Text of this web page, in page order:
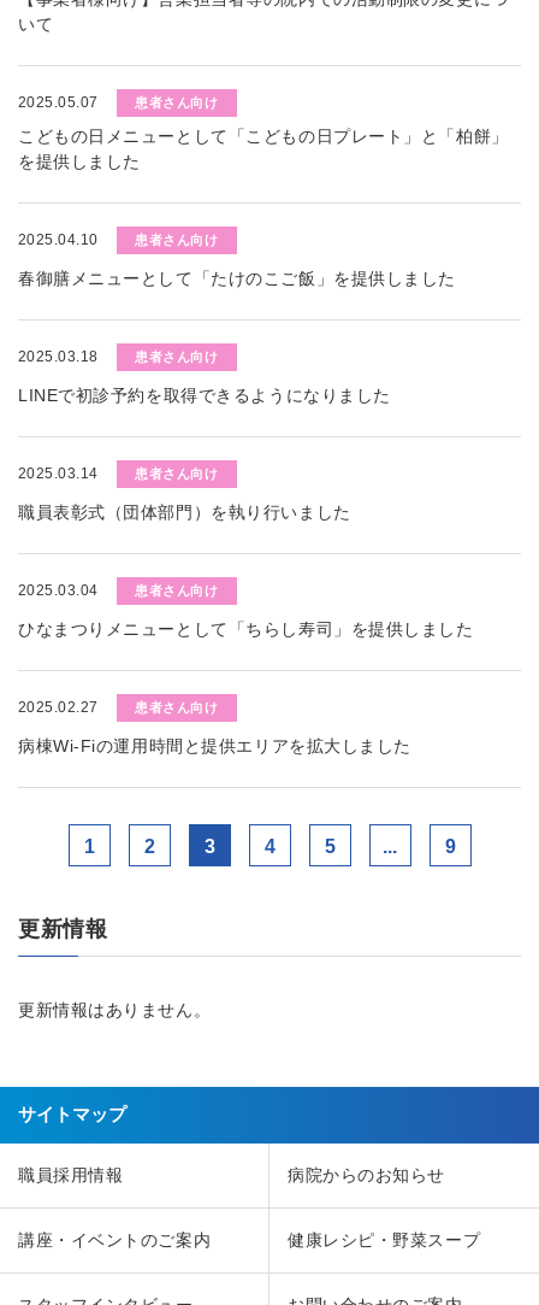
いて
2025.05.07 患者さん向け
こどもの日メニューとして「こどもの日プレート」と「柏餅」
を提供しました
2025.04.10 患者さん向け
春御膳メニューとして「たけのこご飯」を提供しました
2025.03.18 患者さん向け
LINEで初診予約を取得できるようになりました
2025.03.14 患者さん向け
職員表彰式（団体部門）を執り行いました
2025.03.04 患者さん向け
ひなまつりメニューとして「ちらし寿司」を提供しました
2025.02.27 患者さん向け
病棟Wi-Fiの運用時間と提供エリアを拡大しました
1 2 3 4 5 ... 9
更新情報
更新情報はありません。
サイトマップ
職員採用情報 病院からのお知らせ
講座・イベントのご案内 健康レシピ・野菜スープ